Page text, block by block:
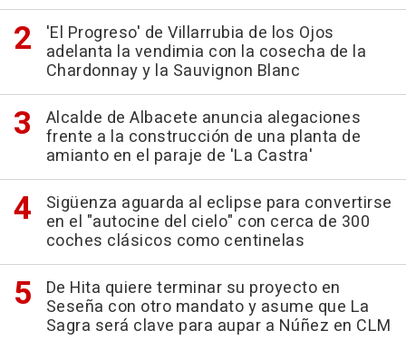
'El Progreso' de Villarrubia de los Ojos
adelanta la vendimia con la cosecha de la
Chardonnay y la Sauvignon Blanc
Alcalde de Albacete anuncia alegaciones
frente a la construcción de una planta de
amianto en el paraje de 'La Castra'
Sigüenza aguarda al eclipse para convertirse
en el "autocine del cielo" con cerca de 300
coches clásicos como centinelas
De Hita quiere terminar su proyecto en
Seseña con otro mandato y asume que La
Sagra será clave para aupar a Núñez en CLM